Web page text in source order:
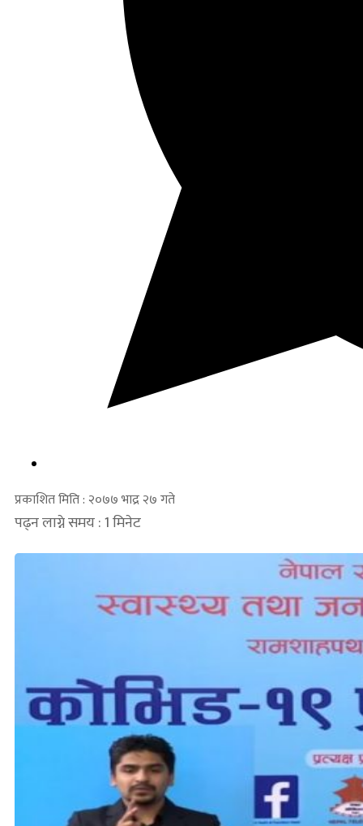
प्रकाशित मिति : २०७७ भाद्र २७ गते
पढ्न लाग्ने समय : 1 मिनेट